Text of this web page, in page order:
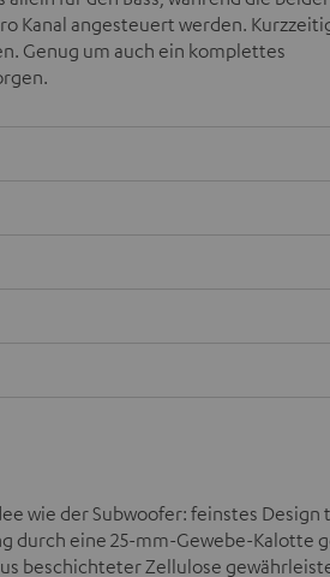
Kanal angesteuert werden.
Genug um auch ein komplettes
wie der Subwoofer: feinstes Design
durch eine 25-mm-Gewebe-Kalotte
beschichteter Zellulose